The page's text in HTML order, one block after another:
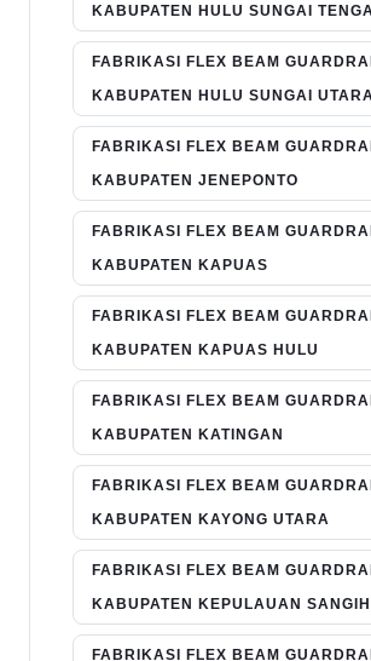
KABUPATEN HULU SUNGAI
FABRIKASI FLEX BEAM
KABUPATEN HULU SUNGAI UTARA
FABRIKASI FLEX BEAM
KABUPATEN JENEPONTO
FABRIKASI FLEX BEAM
KABUPATEN KAPUAS
FABRIKASI FLEX BEAM
KABUPATEN KAPUAS HULU
FABRIKASI FLEX BEAM
KABUPATEN KATINGAN
FABRIKASI FLEX BEAM
KABUPATEN KAYONG UTARA
FABRIKASI FLEX BEAM
KABUPATEN KEPULAUAN
FABRIKASI FLEX BEAM